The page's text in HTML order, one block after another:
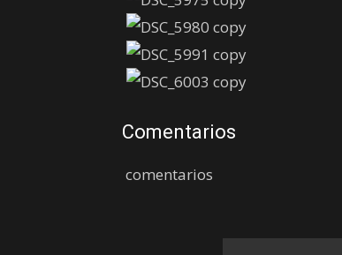
Comentarios
comentarios